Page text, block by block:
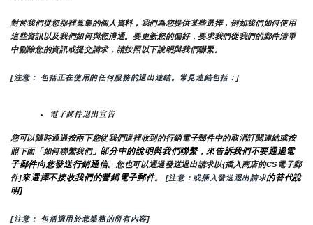
對於我們從您那裡蒐集的個人資料，我們為您提供某些選擇，例如我們如何使用
這些資訊以及我們如何與您溝通。要更新您的偏好，要求我們從我們的郵件清單
中刪除您的資訊或提交請求，請按照以下說明與我們聯繫。
[注意： 包括正在使用的任何服務的退出連結。常見連結包括：]
電子郵件退出宣告
您可以隨時通過按兩下您從我們這裡收到的行銷電子郵件中的取消訂閱連結或按
照下面「如何聯繫我們」 部分中的說明與我們聯繫，來告訴我們不要通過電
子郵件向您發送行銷通信。您也可以通過發送退出請求以{插入商店的CS電子郵
件]來選擇不接收我們的營銷電子郵件。 [注意：或插入發送退出請求的替代說
明]
[注意： 包括適用於您業務的所有內容]